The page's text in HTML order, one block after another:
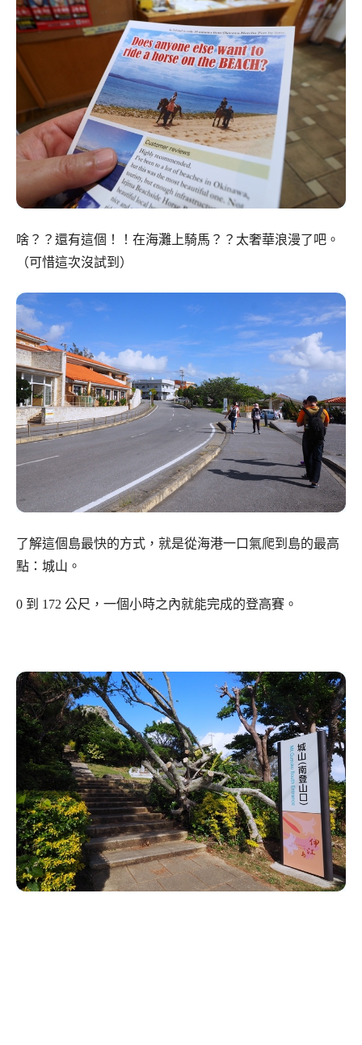
啥？？還有這個！！在海灘上騎馬？？太奢華浪漫了吧。
（可惜這次沒試到）
了解這個島最快的方式，就是從海港一口氣爬到島的最高
點：城山。
0 到 172 公尺，一個小時之內就能完成的登高賽。